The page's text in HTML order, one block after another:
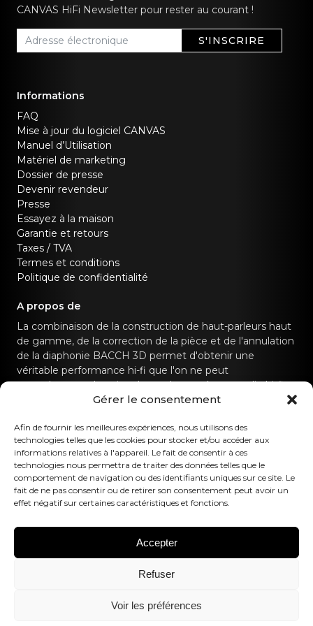
Gérer le consentement
Afin de fournir les meilleures expériences, nous utilisons des
technologies telles que les cookies pour stocker et/ou accéder aux
informations relatives à l'appareil. Le fait de consentir à ces
technologies nous permettra de traiter des données telles que le
comportement de navigation ou des identifiants uniques sur ce site. Le
fait de ne pas consentir ou de retirer son consentement peut avoir un
effet négatif sur certaines caractéristiques et fonctions.
Accepter
Refuser
Voir les préférences
CANVAS HiFi Newsletter pour rester au courant !
S'INSCRIRE
Informations
FAQ
Mise à jour du logiciel CANVAS
Manuel d’Utilisation
Matériel de marketing
Dossier de presse
Devenir revendeur
Presse
Essayez à la maison
Garantie et retours
Taxes / TVA
Termes et conditions
Politique de confidentialité
A propos de
La combinaison de la construction de haut-parleurs haut
de gamme, de la correction de la pièce et de l'annulation
de la diaphonie BACCH 3D permet d'obtenir une
véritable performance hi-fi que l'on ne peut
normalement obtenir qu'avec des systèmes audio hi-fi
Contactez-nous
hello@canvashifi.com Appeler le +45 29 75 00 45
CANVAS HiFi ApS
Flade Engvej 4
Numéro de TVA :DK43519425